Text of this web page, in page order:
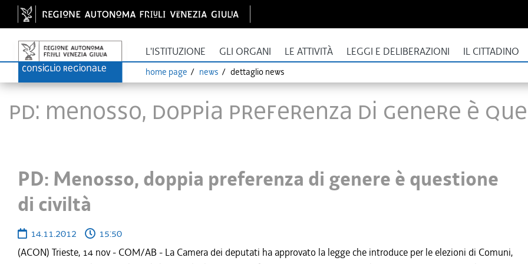
L'ISTITUZIONE GLI ORGANI LE ATTIVITÀ LEGGI E DELIBERAZIONI IL CITTADINO
home page news dettaglio news
PD: Menosso, doppia preferenza di genere è
PD: Menosso, doppia preferenza di genere è questione
di civiltà
14.11.2012
15:50
(ACON) Trieste, 14 nov - COM/AB - La Camera dei deputati ha approvato la legge che introduce per le elezioni di Comuni,